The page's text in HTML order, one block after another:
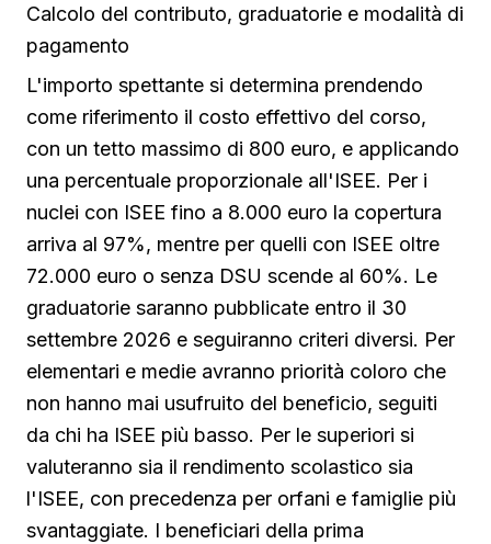
Calcolo del contributo, graduatorie e modalità di
pagamento
L'importo spettante si determina prendendo
come riferimento il costo effettivo del corso,
con un tetto massimo di 800 euro, e applicando
una percentuale proporzionale all'ISEE. Per i
nuclei con ISEE fino a 8.000 euro la copertura
arriva al 97%, mentre per quelli con ISEE oltre
72.000 euro o senza DSU scende al 60%. Le
graduatorie saranno pubblicate entro il 30
settembre 2026 e seguiranno criteri diversi. Per
elementari e medie avranno priorità coloro che
non hanno mai usufruito del beneficio, seguiti
da chi ha ISEE più basso. Per le superiori si
valuteranno sia il rendimento scolastico sia
l'ISEE, con precedenza per orfani e famiglie più
svantaggiate. I beneficiari della prima